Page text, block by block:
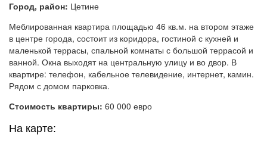
Город, район: Цетине
Меблированная квартира площадью 46 кв.м. на втором этаже
в центре города, состоит из коридора, гостиной с кухней и
маленькой террасы, спальной комнаты с большой террасой и
ванной. Окна выходят на центральную улицу и во двор. В
квартире: телефон, кабельное телевидение, интернет, камин.
Рядом с домом парковка.
Стоимость квартиры: 60 000 евро
На карте: